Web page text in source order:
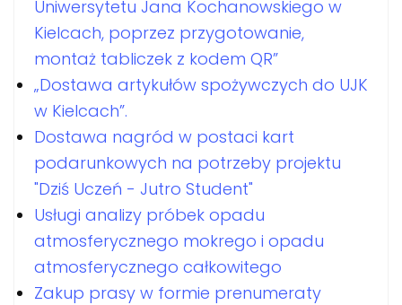
Uniwersytetu Jana Kochanowskiego w
Kielcach, poprzez przygotowanie,
montaż tabliczek z kodem QR”
„Dostawa artykułów spożywczych do UJK
w Kielcach”.
Dostawa nagród w postaci kart
podarunkowych na potrzeby projektu
"Dziś Uczeń - Jutro Student"
Usługi analizy próbek opadu
atmosferycznego mokrego i opadu
atmosferycznego całkowitego
Zakup prasy w formie prenumeraty